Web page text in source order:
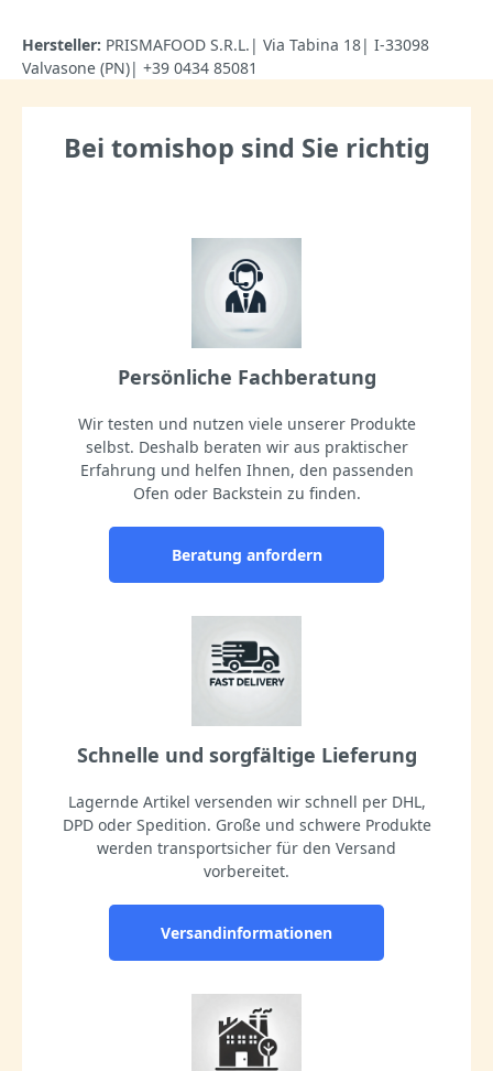
Hersteller: PRISMAFOOD S.R.L.| Via Tabina 18| I-33098
Valvasone (PN)| +39 0434 85081
Bei tomishop sind Sie richtig
Persönliche Fachberatung
Wir testen und nutzen viele unserer Produkte
selbst. Deshalb beraten wir aus praktischer
Erfahrung und helfen Ihnen, den passenden
Ofen oder Backstein zu finden.
Beratung anfordern
Schnelle und sorgfältige Lieferung
Lagernde Artikel versenden wir schnell per DHL,
DPD oder Spedition. Große und schwere Produkte
werden transportsicher für den Versand
vorbereitet.
Versandinformationen